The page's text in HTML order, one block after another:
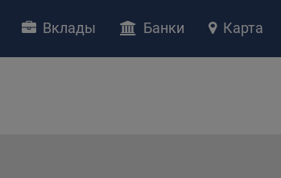
ответственностью «Майфин» (далее –
защите персональных данных при их обработке и
к соблюдению прав субъектов персональных данных.
Вклады Банки Карта